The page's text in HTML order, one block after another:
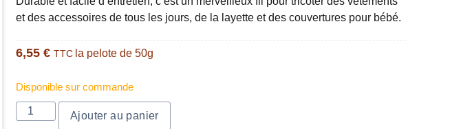
et des accessoires de tous les jours, de la layette et des couvertures pour bébé.
6,55 € TTC la pelote de 50g
Disponible sur commande
Ajouter au panier